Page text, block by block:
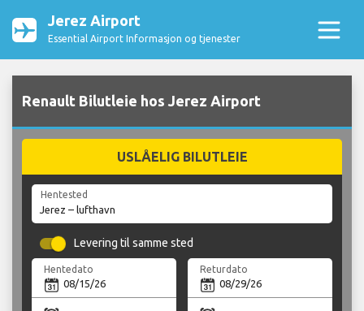
Jerez Airport
Essential Airport Informasjon og tjenester
Renault Bilutleie hos Jerez Airport
USLÅELIG BILUTLEIE
Hentested
Levering til samme sted
Hentedato Returdato